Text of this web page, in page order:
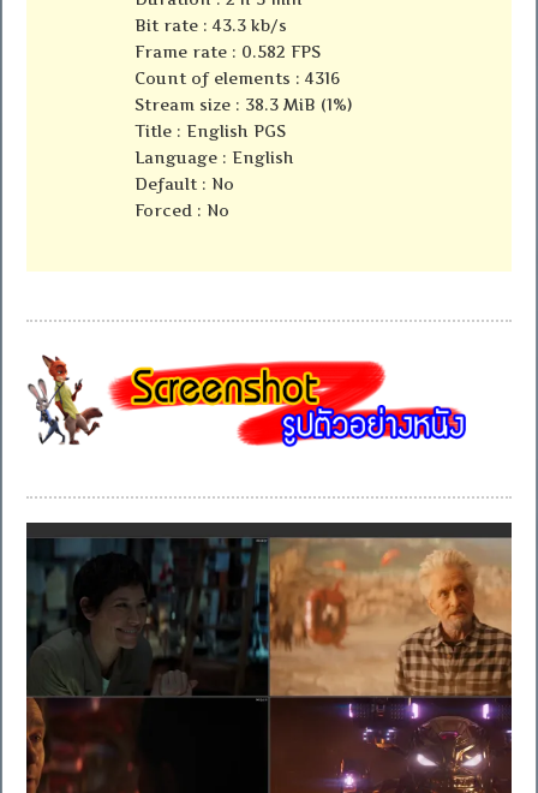
Bit rate : 43.3 kb/s
Frame rate : 0.582 FPS
Count of elements : 4316
Stream size : 38.3 MiB (1%)
Title : English PGS
Language : English
Default : No
Forced : No